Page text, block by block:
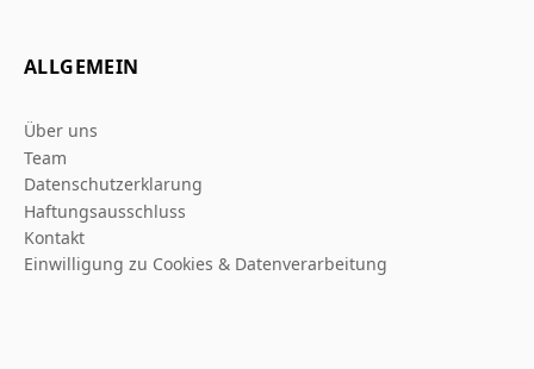
ALLGEMEIN
Über uns
Team
Datenschutzerklarung
Haftungsausschluss
Kontakt
Einwilligung zu Cookies & Datenverarbeitung